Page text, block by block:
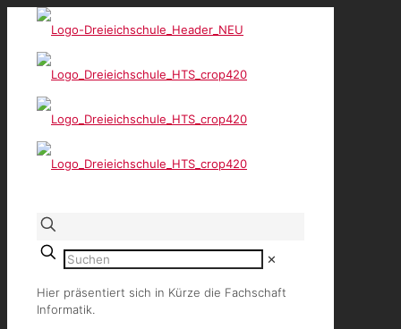
✕
Hier präsentiert sich in Kürze die Fachschaft
Informatik.